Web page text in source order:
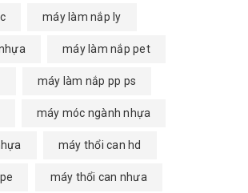
máy làm nắp ly
máy làm nắp pet
máy làm nắp pp ps
máy móc ngành nhựa
máy thổi can hd
máy thổi can nhưa